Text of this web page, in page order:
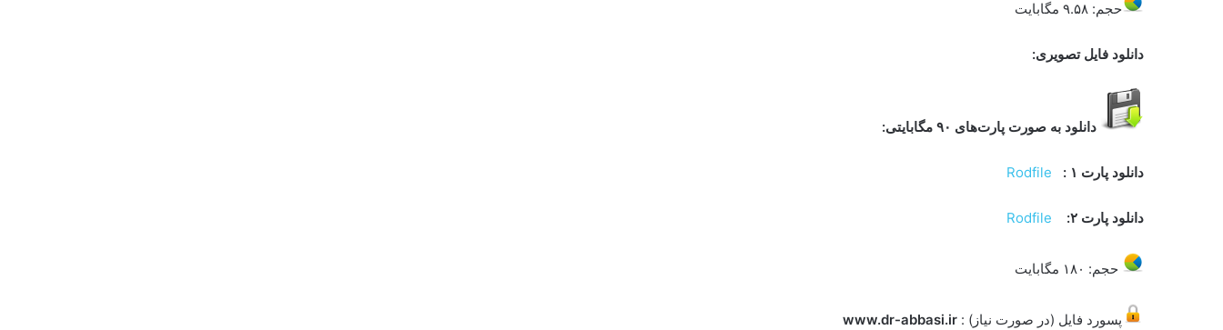
حجم: ۹.۵۸ مگابایت
دانلود فایل تصویری:
دانلود به صورت پارت‌های ۹۰ مگابایتی :
دانلود پارت ۱ : Rodfile
دانلود پارت ۲ :
Rodfile
حجم: ۱۸۰ مگابایت
پسورد فایل (در صورت نیاز) :